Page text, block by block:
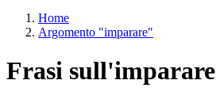
Home
Argomento "imparare"
Frasi sull'imparare